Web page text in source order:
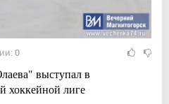
0
выступал в
хоккейной лиге